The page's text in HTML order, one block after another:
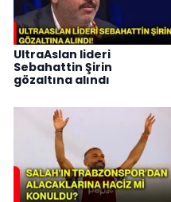
UltraAslan lideri
Sebahattin Şirin
gözaltına alındı